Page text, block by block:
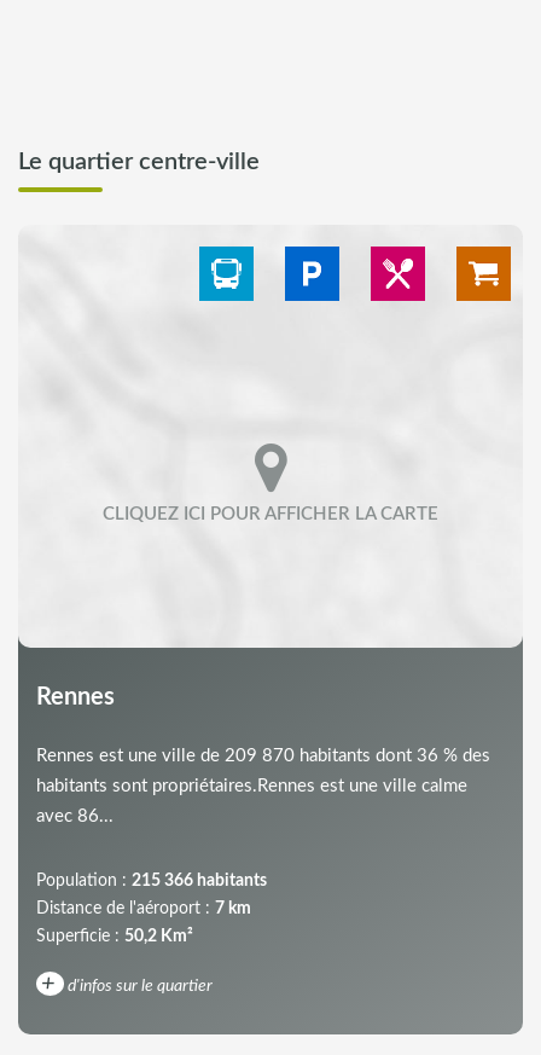
Le quartier centre-ville
Rennes
Rennes est une ville de 209 870 habitants dont 36 % des
habitants sont propriétaires.Rennes est une ville calme
avec 86...
Population : 215 366 habitants
Distance de l'aéroport : 7 km
Superficie : 50,2 Km²
+ d'infos sur le quartier